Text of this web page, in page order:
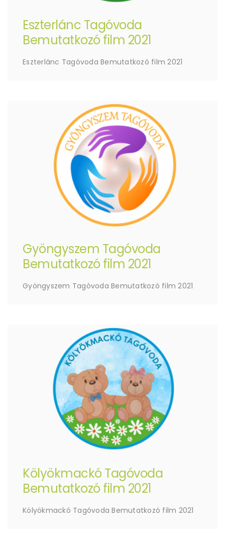
Eszterlánc Tagóvoda
Bemutatkozó film 2021
Eszterlánc Tagóvoda Bemutatkozó film 2021
Gyöngyszem Tagóvoda
Bemutatkozó film 2021
Gyöngyszem Tagóvoda Bemutatkozó film 2021
Kölyökmackó Tagóvoda
Bemutatkozó film 2021
Kölyökmackó Tagóvoda Bemutatkozó film 2021